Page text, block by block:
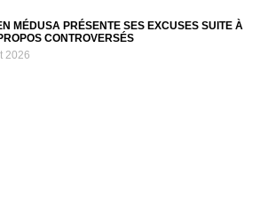
MÉDUSA PRÉSENTE SES EXCUSES SUITE À
CONTROVERSÉS
2026